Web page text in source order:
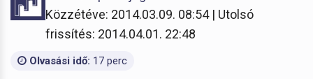
Közzétéve: 2014.03.09. 08:54 | Utolsó
frissítés: 2014.04.01. 22:48
Olvasási idő: 17 perc